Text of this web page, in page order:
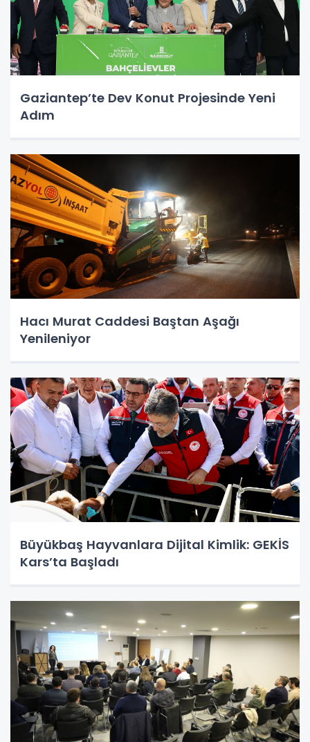
Gaziantep’te Dev Konut Projesinde Yeni
Adım
Hacı Murat Caddesi Baştan Aşağı
Yenileniyor
Büyükbaş Hayvanlara Dijital Kimlik: GEKİS
Kars’ta Başladı